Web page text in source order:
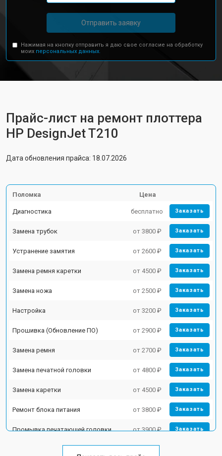
Отправить заявку
Нажимая на кнопку отправить я даю свое согласие на обработку
моих персональных данных.
Прайс-лист на ремонт плоттера
HP DesignJet T210
Дата обновления прайса: 18.07.2026
Поломка Цена
Диагностика бесплатно Заказать
Замена трубок от 3800 ₽ Заказать
Устранение замятия от 2600 ₽ Заказать
Замена ремня каретки от 4500 ₽ Заказать
Замена ножа от 2500 ₽ Заказать
Настройка от 3200 ₽ Заказать
Прошивка (Обновление ПО) от 2900 ₽ Заказать
Замена ремня от 2700 ₽ Заказать
Замена печатной головки от 4800 ₽ Заказать
Замена каретки от 4500 ₽ Заказать
Ремонт блока питания от 3800 ₽ Заказать
Промывка печатающей головки от 3900 ₽ Заказать